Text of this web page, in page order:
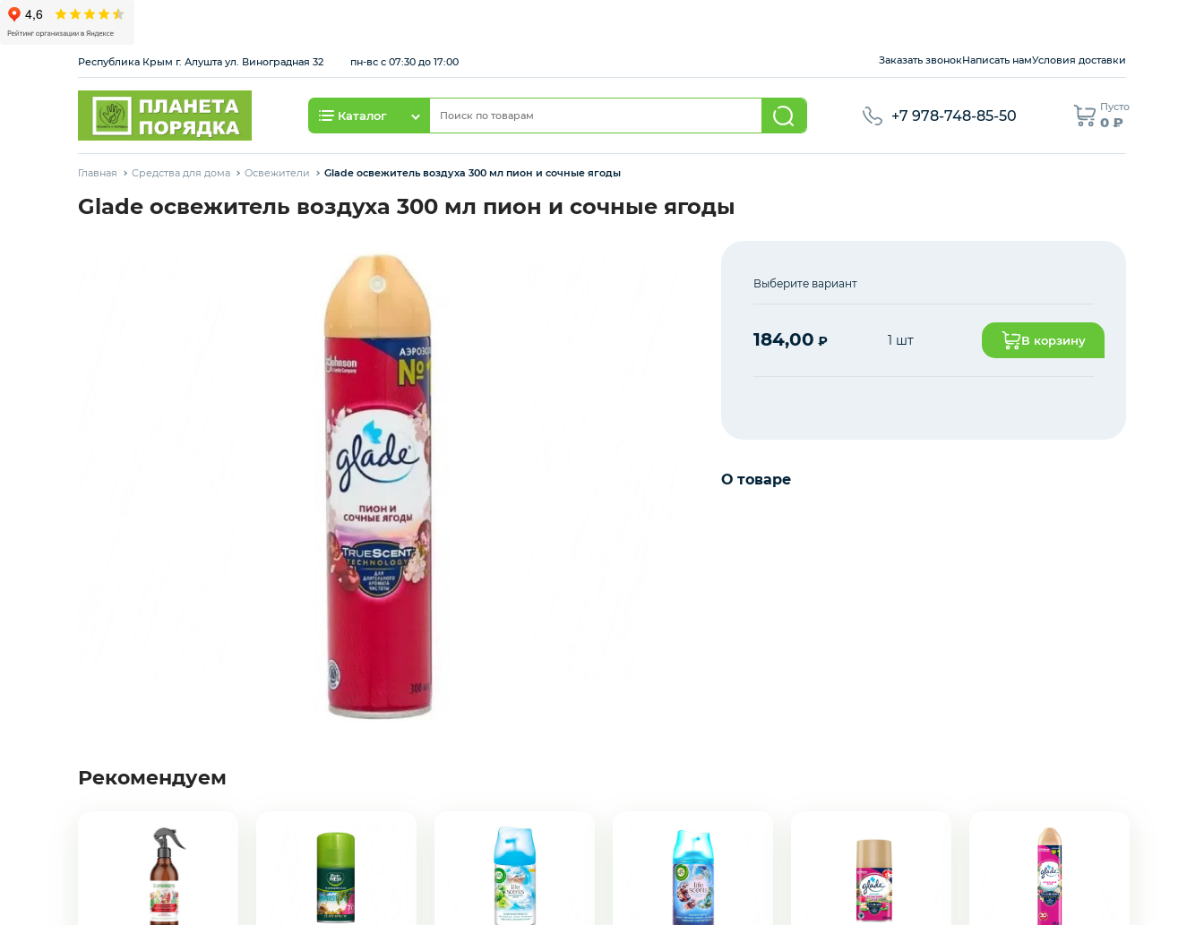
Республика Крым г. Алушта ул. Виноградная 32 пн-вс с 07:30 до 17:00 Заказать звонокНаписать намУсловия доставки
Каталог +7 978-748-85-50
Пусто
0 ₽
Товары для отелей
Главная Средства для дома Освежители Glade освежитель воздуха 300 мл пион и сочные ягоды
Glade освежитель воздуха 300 мл пион и сочные ягоды
Выберите вариант
184,00 ₽ 1 шт В корзину
О товаре
Рекомендуем